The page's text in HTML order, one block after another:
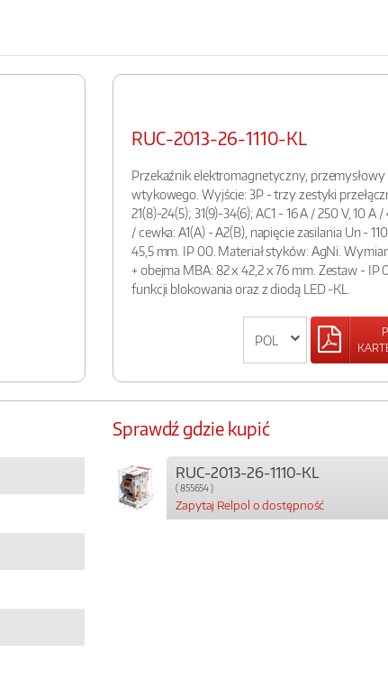
RUC-2013-26-1110-KL
Przekaźnik elektromagnetyczny,
wtykowego. Wyjście: 3P - trzy zestyki
21(8)-24(5); 31(9)-34(6); AC1 - 16 A / 250 V, 10 A
/ cewka: A1(A) - A2(B), napięcie zasilania Un -
45,5 mm. IP 00. Materiał styków: AgNi.
+ obejma MBA: 82 x 42,2 x 76 mm. Zestaw -
funkcji blokowania oraz z diodą LED -KL.
Sprawdź gdzie kupić
RUC-2013-26-1110-KL
( 855654 )
Zapytaj Relpol o dostępność